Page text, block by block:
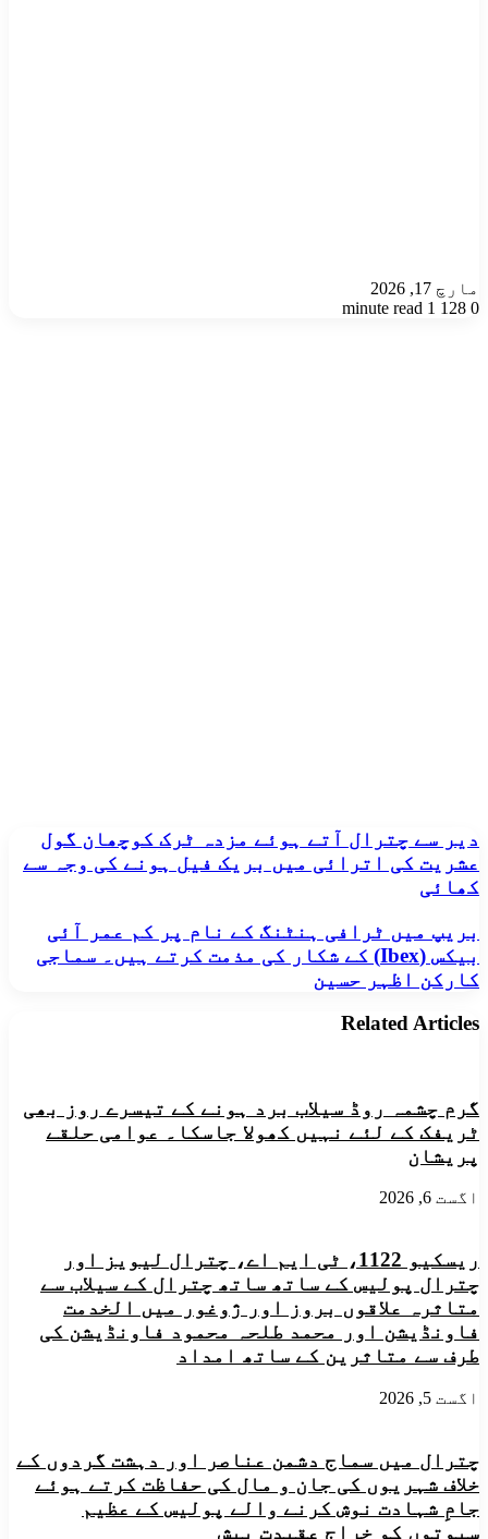
مارچ 17, 2026
0
1 minute read
دیر
سے
چترال
آتے
مزدہ
ٹرک
کوچھان
گول
عشریت
کی
فیل
ہونے
کی
وجہ
سے
کھائی
دیر سے چترال آتے ہوئے مزدہ ٹرک کوچھان گول
عشریت کی اترائی میں بریک فیل ہونے کی وجہ سے
کھائی
میں
ٹرافی
ہنٹنگ
نام
آئی
بیکس
(Ibex)
کے
کی
ہیں۔
سماجی
کارکن
اظہر
حسین
بریپ میں ٹرافی ہنٹنگ کے نام پر کم عمر آئی
بیکس (Ibex) کے شکار کی مذمت کرتے ہیں۔ سماجی
کارکن اظہر حسین
Related Articles
گرم چشمہ روڈ سیلاب برد ہونے کے تیسرے روز بھی
ٹریفک کے لئے نہیں کھولا جاسکا۔ عوامی حلقے
پریشان
اگست 6, 2026
ریسکیو 1122، ٹی ایم اے، چترال لیویز اور
چترال پولیس کے ساتھ ساتھ چترال کے سیلاب سے
متاثرہ علاقوں بروز اور ژوغور میں الخدمت
فاونڈیشن اور محمد طلحہ محمود فاونڈیشن کی
طرف سے متاثرین کے ساتھ امداد
اگست 5, 2026
چترال میں سماج دشمن عناصر اور دہشت گردوں کے
خلاف شہریوں کی جان و مال کی حفاظت کرتے ہوئے
جامِ شہادت نوش کرنے والے پولیس کے عظیم
سپوتوں کو خراجِ عقیدت پیش